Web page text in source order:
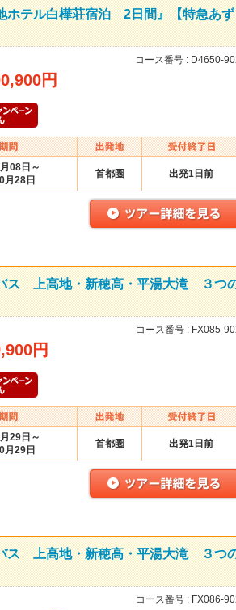
ホテル白樺荘宿泊 2日間』【特急あず
コース番号 : D4650-
円
08日～
月28日
首都圏 出発1日前
ス 上高地・新穂高・平湯大滝 ３つ
コース番号 : FX085-
円
29日～
月29日
首都圏 出発1日前
ス 上高地・新穂高・平湯大滝 ３つ
コース番号 : FX086-